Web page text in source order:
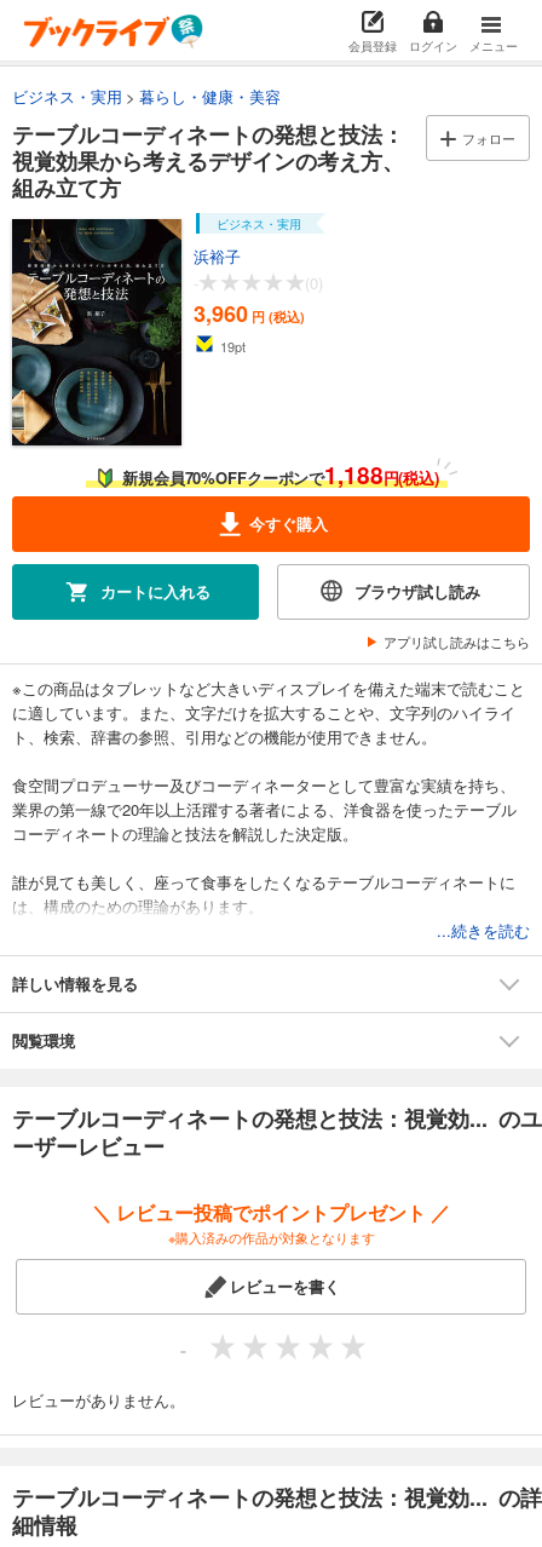
会員登録 ログイン メニュー
ビジネス・実用 暮らし・健康・美容
テーブルコーディネートの発想と技法：
視覚効果から考えるデザインの考え方、
組み立て方
フォロー
ビジネス・実用
浜裕子
-
(0)
3,960 円 (税込)
19pt
新規会員70%OFFクーポンで1,188円(税込)
今すぐ購入
カートに入れる ブラウザ試し読み
アプリ試し読みはこちら
※この商品はタブレットなど大きいディスプレイを備えた端末で読むこと
に適しています。また、文字だけを拡大することや、文字列のハイライ
ト、検索、辞書の参照、引用などの機能が使用できません。
食空間プロデューサー及びコーディネーターとして豊富な実績を持ち、
業界の第一線で20年以上活躍する著者による、洋食器を使ったテーブル
コーディネートの理論と技法を解説した決定版。
誰が見ても美しく、座って食事をしたくなるテーブルコーディネートに
は、構成のための理論があります。
感性だけに頼らず、流行に左右されることなく、いつの時代にも使える
テーブルコーディネートの普遍的な理論とノウハウ、アイデアを著者な
らではの切り口で紹介します。
ィネートに取り入れる際の技法を、色、形、素材の観点から実践的に説
ナプキンなどのアイテムの種類や色を変えると印象がどのように変化す
るかなど、テーブルコーディネートの持つ視覚効果についても紹介しま
さらにテーブルコーディネートの作例では、構成するうえで必要な「10
の法則と」、発想の筋道についても解説。
美しいビジュアルとともに、洋食器のテーブルコーディネートの基本と
10年たっても使える技法を学べる１冊です。
...続きを読む
詳しい情報を見る
閲覧環境
テーブルコーディネートの発想と技法：視覚効... のユ
ーザーレビュー
＼ レビュー投稿でポイントプレゼント ／
※購入済みの作品が対象となります
レビューを書く
-
レビューがありません。
テーブルコーディネートの発想と技法：視覚効... の詳
細情報